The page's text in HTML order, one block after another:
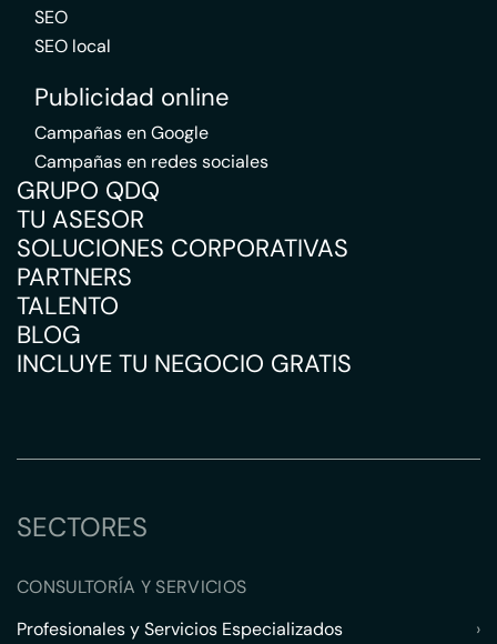
SEO
SEO local
Publicidad online
Campañas en Google
Campañas en redes sociales
GRUPO QDQ
TU ASESOR
SOLUCIONES CORPORATIVAS
PARTNERS
TALENTO
BLOG
INCLUYE TU NEGOCIO GRATIS
SECTORES
CONSULTORÍA Y SERVICIOS
Profesionales y Servicios Especializados
›